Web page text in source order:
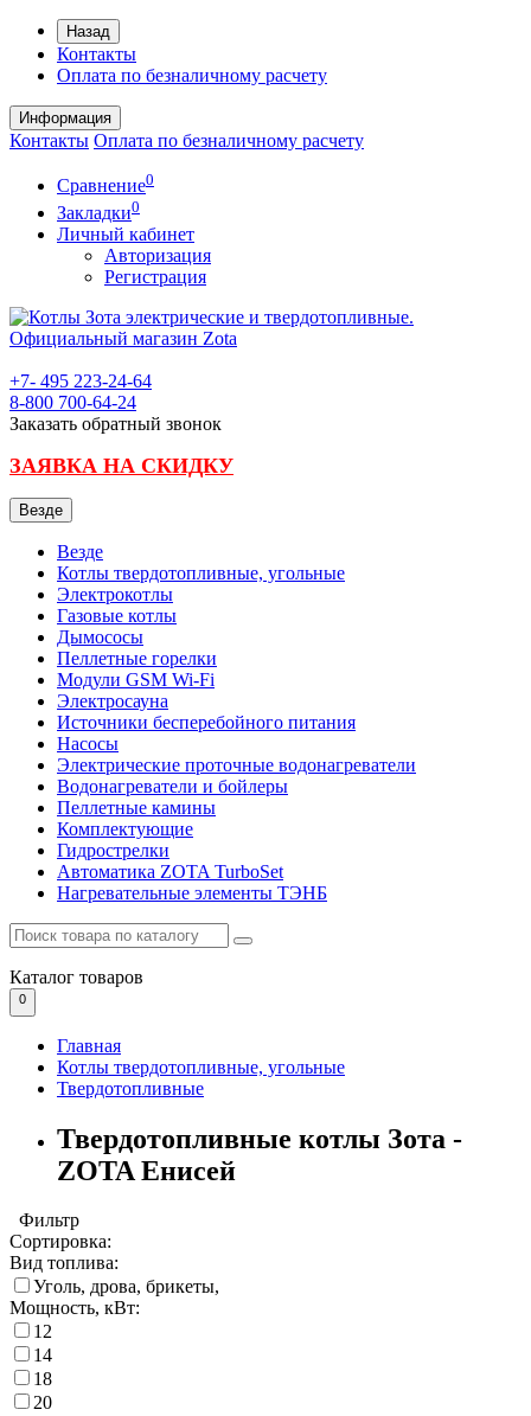
Назад
Контакты
Оплата по безналичному расчету
Информация
Контакты Оплата по безналичному расчету
Сравнение0
Закладки0
Личный кабинет
Авторизация
Регистрация
+7- 495 223-24-64
8-800 700-64-24
Заказать обратный звонок
ЗАЯВКА НА СКИДКУ
Везде
Везде
Котлы твердотопливные, угольные
Электрокотлы
Газовые котлы
Дымососы
Пеллетные горелки
Модули GSM Wi-Fi
Электросауна
Источники бесперебойного питания
Насосы
Электрические проточные водонагреватели
Водонагреватели и бойлеры
Пеллетные камины
Комплектующие
Гидрострелки
Автоматика ZOTA TurboSet
Нагревательные элементы ТЭНБ
Каталог товаров
0
Главная
Котлы твердотопливные, угольные
Твердотопливные
Твердотопливные котлы Зота -
ZOTA Енисей
Фильтр
Сортировка:
Вид топлива:
Уголь, дрова, брикеты,
Мощность, кВт:
12
14
18
20